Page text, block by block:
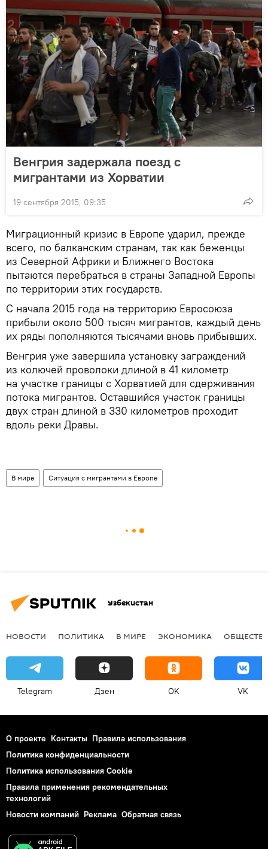
Венгрия задержала поезд с
мигрантами из Хорватии
19 сентября 2015, 09:35
Миграционный кризис в Европе ударил, прежде
всего, по балканским странам, так как беженцы
из Северной Африки и Ближнего Востока
пытаются перебраться в страны Западной Европы
по территории этих государств.
С начала 2015 года на территорию Евросоюза
прибыли около 500 тысяч мигрантов, каждый день
их ряды пополняются тысячами вновь прибывших.
Венгрия уже завершила установку заграждений
из колючей проволоки длиной в 41 километр
на участке границы с Хорватией для сдерживания
потока мигрантов. Оставшийся участок границы
двух стран длиной в 330 километров проходит
вдоль реки Дравы.
В мире Ситуация с мигрантами в Европе
Узбекистан
НОВОСТИ ПОЛИТИКА В МИРЕ ЭКОНОМИКА
Telegram Дзен OK VK
О проекте Контакты Правила использования
Политика конфиденциальности
Политика использования Cookie
Правила применения рекомендательных
технологий
Новости компаний Реклама Обратная связь